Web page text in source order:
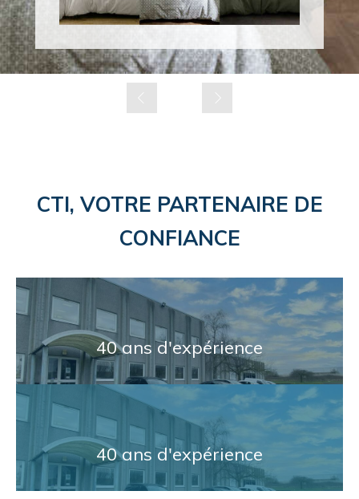
CTI, VOTRE PARTENAIRE DE
CONFIANCE
40 ans d'expérience
40 ans d'expérience